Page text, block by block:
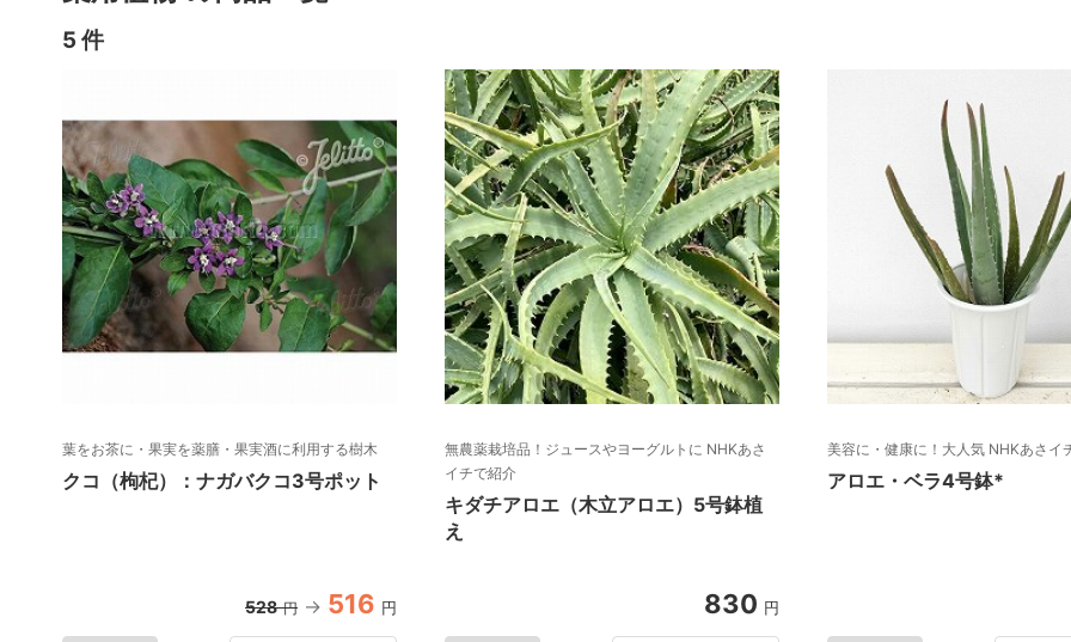
5 件
葉をお茶に・果実を薬膳・果実酒に利用する樹木
クコ（枸杞）：ナガバクコ3号ポット
528 円 516 円
無農薬栽培品！ジュースやヨーグルトに NHKあさ
イチで紹介
キダチアロエ（木立アロエ）5号鉢植
え
830 円
美容に・健康に！大人気 NHKあさイ
アロエ・ベラ4号鉢*